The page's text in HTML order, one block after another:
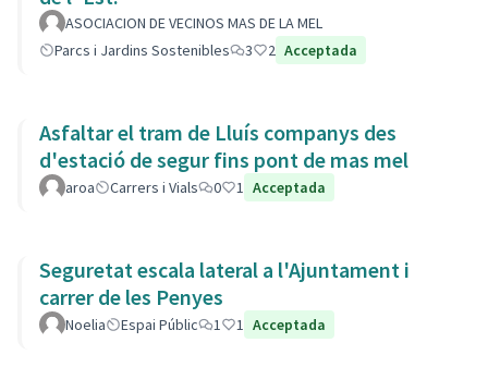
ASOCIACION DE VECINOS MAS DE LA MEL
Parcs i Jardins Sostenibles
3 2 Acceptada
Asfaltar el tram de Lluís companys des
d'estació de segur fins pont de mas mel
aroa Carrers i Vials 0 1 Acceptada
Seguretat escala lateral a l'Ajuntament i
carrer de les Penyes
Noelia Espai Públic 1 1 Acceptada